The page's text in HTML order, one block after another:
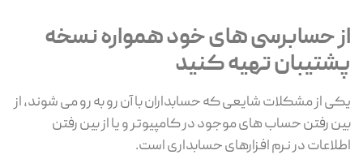
از حسابرسی های خود همواره نسخه
پشتیبان تهیه کنید
یکی از مشکلات شایعی که حسابداران با آن رو به رو می شوند، از
بین رفتن حساب های موجود در کامپیوتر و یا از بین رفتن
اطلاعات در نرم افزارهای حسابداری است.